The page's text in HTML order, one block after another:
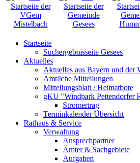
Startseite
Suchergebnisseite Gesees
Aktuelles
Aktuelles aus Bayern und der
Amtliche Mitteilungen
Mitteilungsblatt / Heimatbote
gKU "Windpark Pettendorfer
Stromertrag
Terminkalender Übersicht
Rathaus & Service
Verwaltung
Ansprechpartner
Ämter & Sachgebiete
Aufgaben